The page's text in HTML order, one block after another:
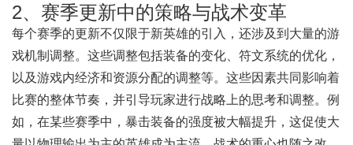
2、赛季更新中的策略与战术变革
每个赛季的更新不仅限于新英雄的引入，还涉及到大量的游
戏机制调整。这些调整包括装备的变化、符文系统的优化，
以及游戏内经济和资源分配的调整等。这些因素共同影响着
比赛的整体节奏，并引导玩家进行战略上的思考和调整。例
如，在某些赛季中，暴击装备的强度被大幅提升，这促使大